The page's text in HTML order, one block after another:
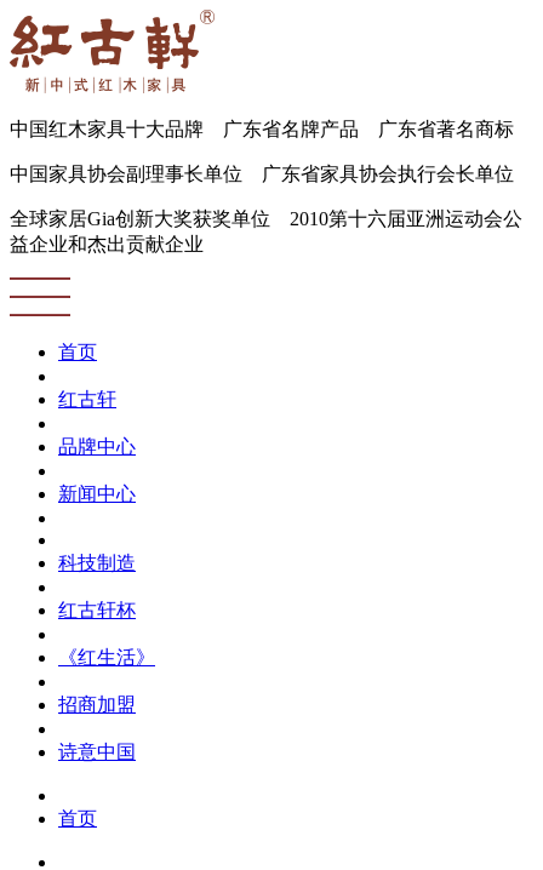
中国红木家具十大品牌 广东省名牌产品 广东省著名商标
中国家具协会副理事长单位 广东省家具协会执行会长单位
全球家居Gia创新大奖获奖单位 2010第十六届亚洲运动会公
益企业和杰出贡献企业
首页
红古轩
品牌中心
新闻中心
科技制造
红古轩杯
《红生活》
招商加盟
诗意中国
首页